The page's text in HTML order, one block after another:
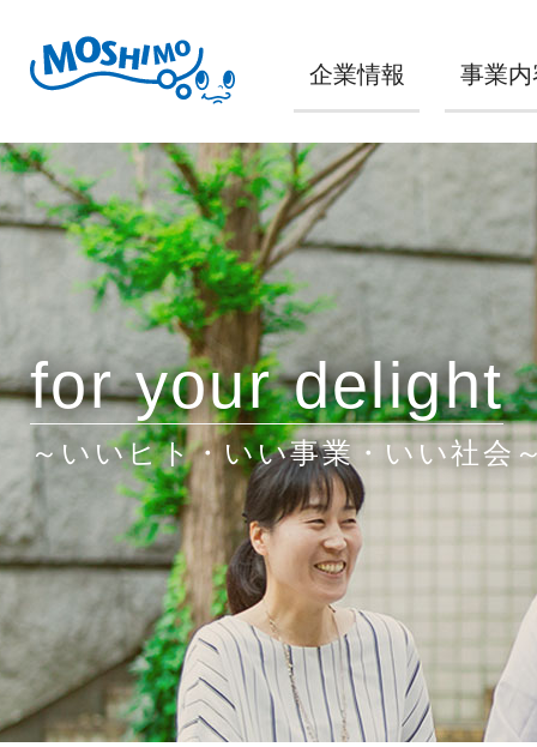
企業情報 事業内
for your delight
～いいヒト・いい事業・いい社会